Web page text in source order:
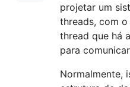
projetar um
threads, com
thread que há
para
Normalmente,